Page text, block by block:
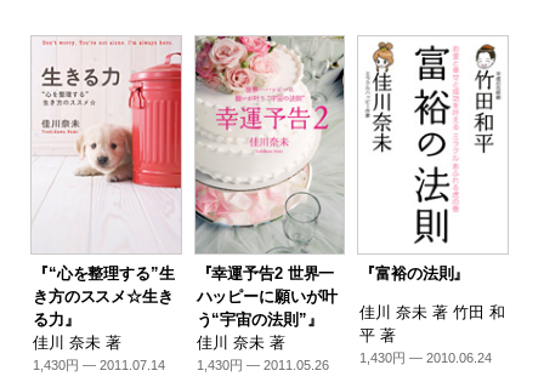
『“心を整理する”生
き方のススメ☆生き
る力』
佳川 奈未 著
1,430円 — 2011.07.14
『幸運予告2 世界一
ハッピーに願いが叶
う“宇宙の法則”』
佳川 奈未 著
1,430円 — 2011.05.26
『富裕の法則』
佳川 奈未 著 竹田 和
平 著
1,430円 — 2010.06.24